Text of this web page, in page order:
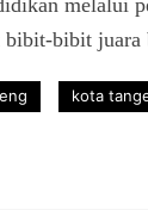
melalui
bibit
kota